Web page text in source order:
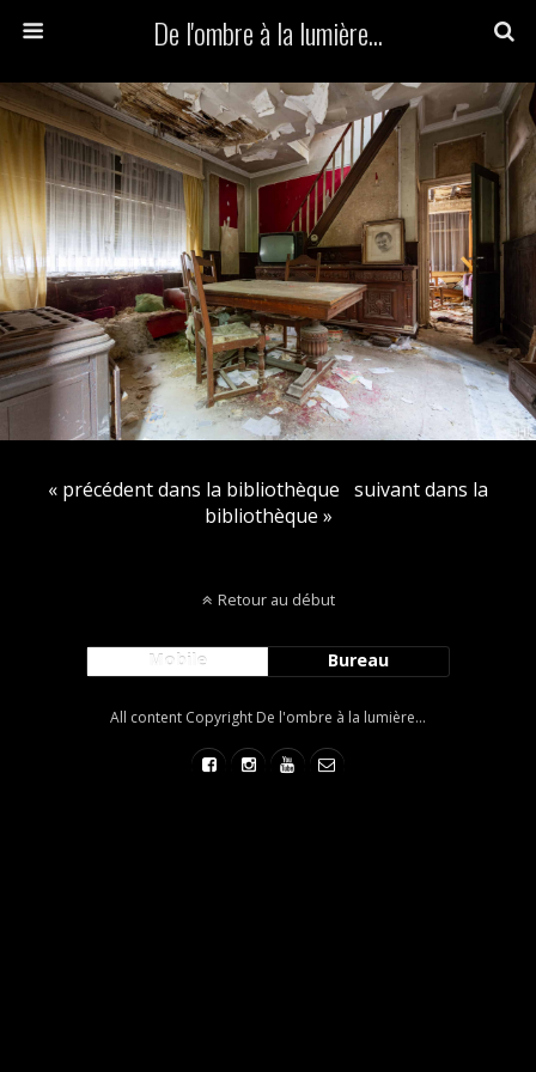
De l'ombre à la lumière...
« précédent dans la bibliothèque suivant dans la
bibliothèque »
Retour au début
Mobile Bureau
All content Copyright De l'ombre à la lumière...